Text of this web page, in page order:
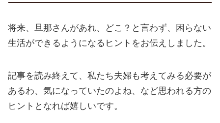
将来、旦那さんがあれ、どこ？と言わず、困らない
生活ができるようになるヒントをお伝えしました。
記事を読み終えて、私たち夫婦も考えてみる必要が
あるわ、気になっていたのよね、など思われる方の
ヒントとなれば嬉しいです。